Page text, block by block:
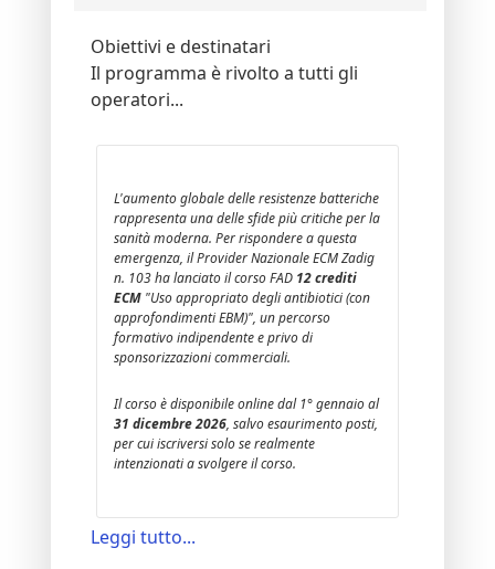
Obiettivi e destinatari
Il programma è rivolto a tutti gli
operatori...
L'aumento globale delle resistenze batteriche
rappresenta una delle sfide più critiche per la
sanità moderna. Per rispondere a questa
emergenza, il Provider Nazionale ECM Zadig
n. 103 ha lanciato il corso FAD 12 crediti
ECM "Uso appropriato degli antibiotici (con
approfondimenti EBM)", un percorso
formativo indipendente e privo di
sponsorizzazioni commerciali.
Il corso è disponibile online dal 1° gennaio al
31 dicembre 2026, salvo esaurimento posti,
per cui iscriversi solo se realmente
intenzionati a svolgere il corso.
Leggi tutto...